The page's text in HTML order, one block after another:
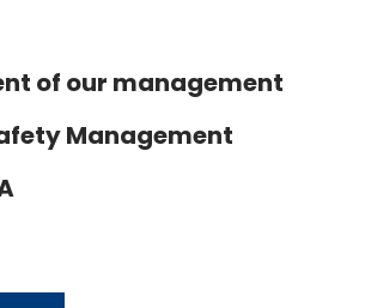
of our management
Management